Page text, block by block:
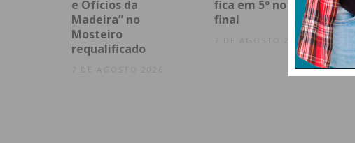
e Ofícios da
Madeira” no
Mosteiro
requalificado
7 DE AGOSTO 2026
fica em 5º no sprint
final
7 DE AGOSTO 2026